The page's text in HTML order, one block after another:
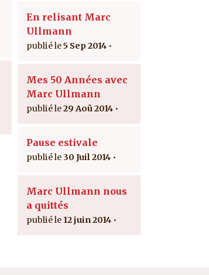
En relisant Marc
Ullmann
5 Sep 2014
Mes 50 Années avec
Marc Ullmann
29 Aoû 2014
Pause estivale
30 Juil 2014
Marc Ullmann nous
a quittés
12 juin 2014